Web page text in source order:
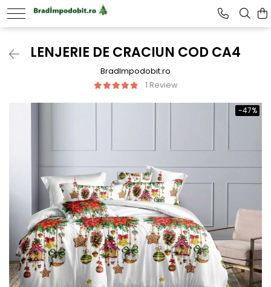
LENJERIE DE CRACIUN COD CA4
BradImpodobit.ro
1 Review
-47%